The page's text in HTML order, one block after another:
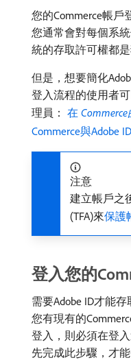
您的Commerce帳戶
您通常會對每個系
統的存取許可權都是
但是，想要簡化
登入流程的使用者
理員： 在​
Commerce與Adobe
注意
建立帳戶之
(TFA)來保護
登入您的
需要Adobe ID才能
您有現有的
登入，則必須在登
先完成此步驟，才能